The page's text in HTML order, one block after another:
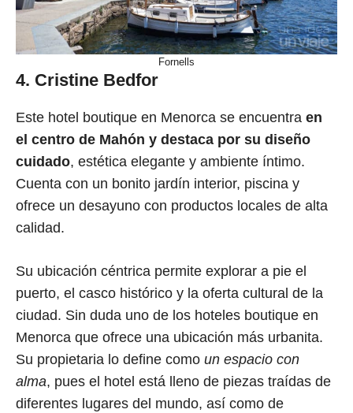
Fornells
4. Cristine Bedfor
Este hotel boutique en Menorca se encuentra en
el centro de Mahón y destaca por su diseño
cuidado, estética elegante y ambiente íntimo.
Cuenta con un bonito jardín interior, piscina y
ofrece un desayuno con productos locales de alta
calidad.
Su ubicación céntrica permite explorar a pie el
puerto, el casco histórico y la oferta cultural de la
ciudad. Sin duda uno de los hoteles boutique en
Menorca que ofrece una ubicación más urbanita.
Su propietaria lo define como un espacio con
alma, pues el hotel está lleno de piezas traídas de
diferentes lugares del mundo, así como de